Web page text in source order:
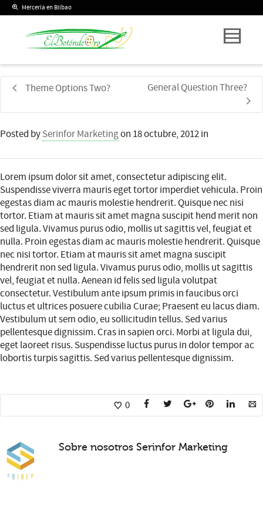
Mercería en Bilbao
Theme Options Two? General Question Three?
Posted bySerinfor Marketingon 18 octubre, 2012in
Lorem ipsum dolor sit amet, consectetur adipiscing elit.
Suspendisse viverra mauris eget tortor imperdiet vehicula. Proin
egestas diam ac mauris molestie hendrerit. Quisque nec nisi
tortor. Etiam at mauris sit amet magna suscipit hend merit non
sed ligula. Vivamus purus odio, mollis ut sagittis vel, feugiat et
nulla. Proin egestas diam ac mauris molestie hendrerit. Quisque
nec nisi tortor. Etiam at mauris sit amet magna suscipit
hendrerit non sed ligula. Vivamus purus odio, mollis ut sagittis
vel, feugiat et nulla. Aenean id felis sed ligula volutpat
consectetur. Vestibulum ante ipsum primis in faucibus orci
luctus et ultrices posuere cubilia Curae; Praesent eu lacus diam.
Vestibulum ut sem odio, eu sollicitudin tellus. Sed varius
pellentesque dignissim. Cras in sapien orci. Morbi at ligula dui,
eget laoreet risus. Suspendisse luctus purus in dolor tempor ac
lobortis turpis sagittis. Sed varius pellentesque dignissim.
0
Sobre nosotros Serinfor Marketing